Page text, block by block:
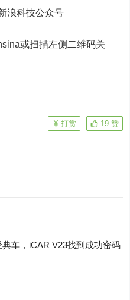
浪科技公众号
或扫描左侧二维码关
19 赞
打赏
车，iCAR V23找到成功密码